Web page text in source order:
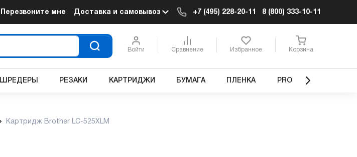
Перезвоните мне Доставка и самовывоз +7 (495) 228-20-11 8 (800) 333-10-11
Войти Сравнение Избранное Корзина
ШРЕДЕРЫ РЕЗАКИ КАРТРИДЖИ БУМАГА ПЛЕНКА PRO
Картридж Brother LC-525XLM